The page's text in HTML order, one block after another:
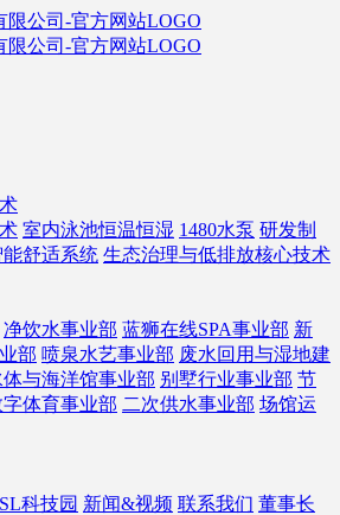
室内泳池恒温恒湿 1480水泵 研发制
舒适系统 生态治理与低排放核心技术
净饮水事业部 蓝狮在线SPA事业部 新
部 喷泉水艺事业部 废水回用与湿地建
与海洋馆事业部 别墅行业事业部 节
字体育事业部 二次供水事业部 场馆运
科技园 新闻&视频 联系我们 董事长